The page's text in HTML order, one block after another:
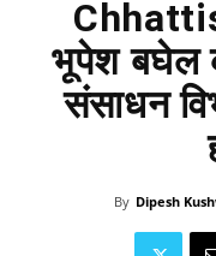
भूपेश बघेल
संसाधन
By Dipesh